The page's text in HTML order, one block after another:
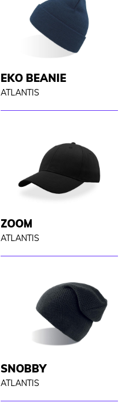
EKO BEANIE
ATLANTIS
ZOOM
ATLANTIS
SNOBBY
ATLANTIS